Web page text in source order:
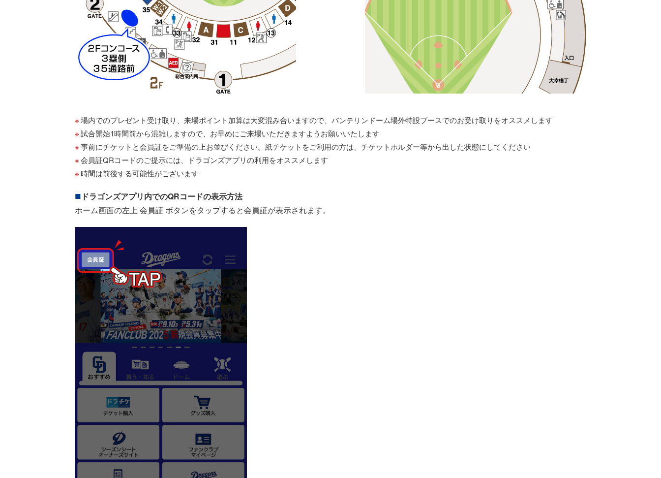
場内でのプレゼント受け取り、来場ポイント加算は大変混み合いますので、バンテリンドーム場外特設ブースでのお受け取りをオススメします
試合開始1時間前から混雑しますので、お早めにご来場いただきますようお願いいたします
事前にチケットと会員証をご準備の上お並びください。紙チケットをご利用の方は、チケットホルダー等から出した状態にしてください
会員証QRコードのご提示には、ドラゴンズアプリの利用をオススメします
時間は前後する可能性がございます
ドラゴンズアプリ内でのQRコードの表示方法
ホーム画面の左上 会員証 ボタンをタップすると会員証が表示されます。